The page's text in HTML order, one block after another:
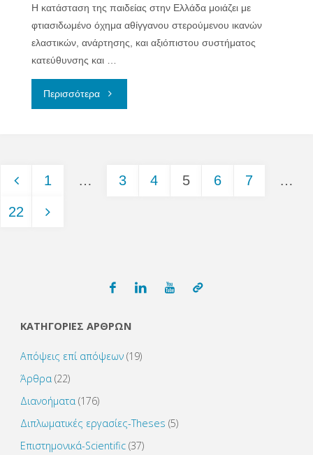
Η κατάσταση της παιδείας στην Ελλάδα μοιάζει με
φτιασιδωμένο όχημα αθίγγανου στερούμενου ικανών
ελαστικών, ανάρτησης, και αξιόπιστου συστήματος
κατεύθυνσης και …
Περισσότερα"ΒΑΣΙΚΗ
Σελιδοποίηση
1 … 3 4 5 6 7 …
22
ΚΑΤΗΓΟΡΙΕΣ ΑΡΘΡΩΝ
Απόψεις επί απόψεων(19)
Άρθρα (22)
Διανοήματα(176)
Διπλωματικές εργασίες-Theses (5)
Επιστημονικά-Scientific(37)